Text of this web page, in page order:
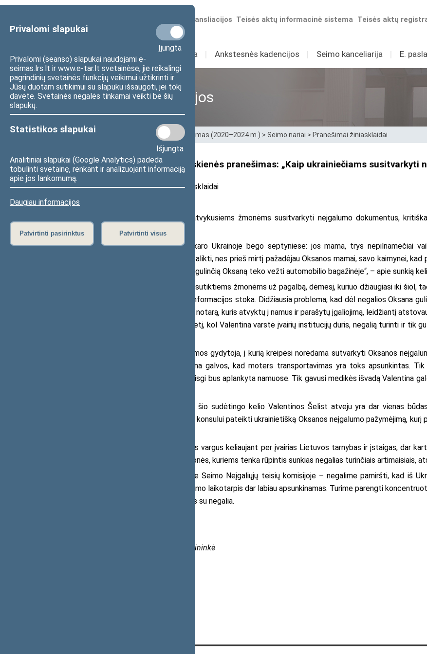
Privalomi slapukai
Įjungta
Privalomi (seanso) slapukai naudojami e-
seimas.lrs.lt ir www.e-tar.lt svetainėse, jie reikalingi
pagrindinių svetainės funkcijų veikimui užtikrinti ir
Jūsų duotam sutikimui su slapuku išsaugoti, jei tokį
davėte. Svetainės negalės tinkamai veikti be šių
slapukų.
Statistikos slapukai
Išjungta
Analitiniai slapukai (Google Analytics) padeda
tobulinti svetainę, renkant ir analizuojant informaciją
apie jos lankomumą.
Daugiau informacijos
Patvirtinti pasirinktus Patvirtinti visus
Teisės aktų
Teisės aktų informacinė sistema
Numatomos transliacijos
Sudėtis Veikla I Ankstesnės kadencijos I Seimo kanceliarija I E.
Ankstesnės kadencijos
Pradžia>Ankstesnės kadencijos > XIII Seimas (2020–2024 m.) > Seimo nariai > Pranešimai žiniasklaidai
Seimo narės Monikos Ošmianskienės pranešimas: „Kaip ukrainiečiams susitvarkyti
2022 m. rugsėjo 29 d. pranešimas žiniasklaidai
Informacijos, kaip iš Ukrainos atvykusiems žmonėms susitvarkyti neįgalumo dokumentus,
Valentina Šelist.
Valentinos šeima nuo Rusijos karo Ukrainoje bėgo septyniese: jos mama, trys nepilnamečiai
slaugančia moterimi. „Aš negalėjau jų palikti, nes prieš mirtį pažadėjau Oksanos mamai, savo kaimynei,
automobiliais ir keliavome iki Lietuvos, gulinčią Oksaną teko vežti automobilio bagažinėje“, – apie sunkią
Moteris labai dėkinga Lietuvoje sutiktiems žmonėms už pagalbą, dėmesį, kuriuo džiaugiasi iki šiol,
susidūrė su nemažai trikdžių ir didele informacijos stoka. Didžiausia problema, kad dėl negalios Oksana
Valentinai buvo labai sudėtinga surasti notarą, kuris atvyktų į namus ir parašytų įgaliojimą, leidžiantį
itin komplikavo ir tai, kad visą tą pusmetį, kol Valentina varstė įvairių institucijų duris, negalią turinti ir tik
Ukrainietė pasiguodė, kad ir šeimos gydytoja, į kurią kreipėsi norėdama sutvarkyti Oksanos
gyvai poliklinikoje, per daug nesukdama galvos, kad moters transportavimas yra toks apsunkintas.
Valentina gavo pažadą, kad pacientė visgi bus aplankyta namuose. Tik gavusi medikės išvadą Valentina
Man pavyko išsiaiškinti, kad be šio sudėtingo kelio Valentinos Šelist atveju yra dar vienas
kreiptis į Ukrainos konsulatą Lietuvoje, konsului pateikti ukrainietišką Oksanos neįgalumo pažymėjimą,
Išklausiusi ukrainietės Valentinos vargus keliaujant per įvairias Lietuvos tarnybas ir įstaigas, dar
informacijos, ji jų nepasiekia. Todėl žmonės, kuriems tenka rūpintis sunkias negalias turinčiais artimaisiais,
Šią situaciją dar kartą aptarsime Seimo Neįgaliųjų teisių komisijoje – negalime pamiršti, kad iš
žmonės, kuriems šis sudėtingas gyvenimo laikotarpis dar labiau apsunkinamas. Turime parengti
kryžių kelių, norint pasirūpinti žmonėmis su negalia.
Seimo Neįgaliųjų teisių komisijos pirmininkė